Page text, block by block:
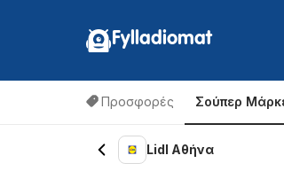
Fylladiomat
Προσφορές Σούπερ
Lidl Αθήνα